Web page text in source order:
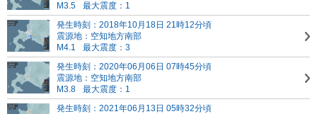
M3.5
最大震度：1
発生時刻：2018年10月18日 21時12分頃
震源地：空知地方南部
M4.1
最大震度：3
発生時刻：2020年06月06日 07時45分頃
震源地：空知地方南部
M3.8
最大震度：1
発生時刻：2021年06月13日 05時32分頃